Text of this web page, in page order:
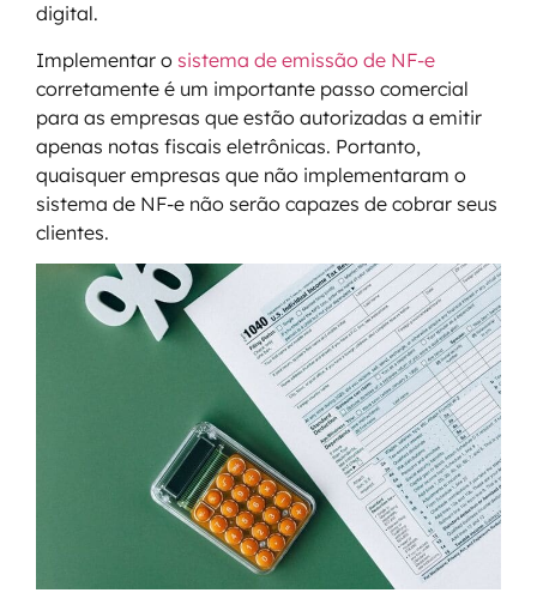
digital.
Implementar o sistema de emissão de NF-e
corretamente é um importante passo comercial
para as empresas que estão autorizadas a emitir
apenas notas fiscais eletrônicas. Portanto,
quaisquer empresas que não implementaram o
sistema de NF-e não serão capazes de cobrar seus
clientes.